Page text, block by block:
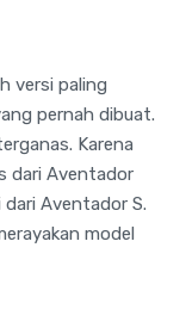
versi paling
pernah dibuat.
Karena
dari Aventador
Aventador S.
model